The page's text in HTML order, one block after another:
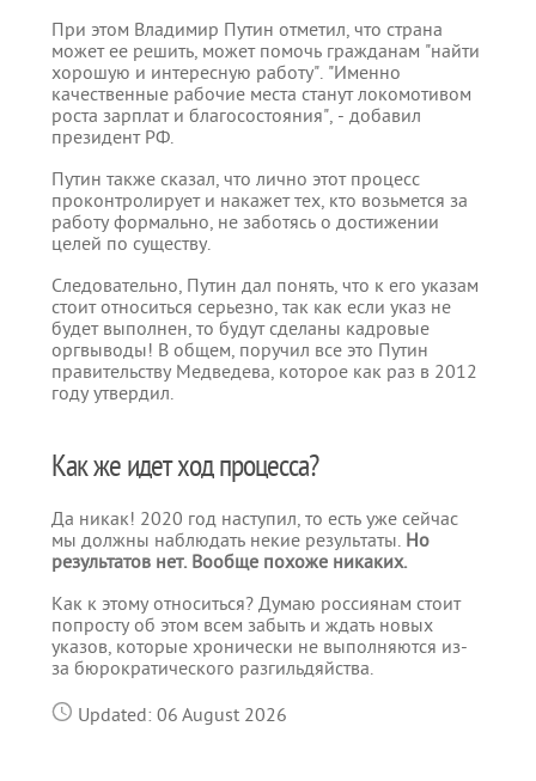
При этом Владимир Путин отметил, что страна
может ее решить, может помочь гражданам "найти
хорошую и интересную работу". "Именно
качественные рабочие места станут локомотивом
роста зарплат и благосостояния", - добавил
президент РФ.
Путин также сказал, что лично этот процесс
проконтролирует и накажет тех, кто возьмется за
работу формально, не заботясь о достижении
целей по существу.
Следовательно, Путин дал понять, что к его указам
стоит относиться серьезно, так как если указ не
будет выполнен, то будут сделаны кадровые
оргвыводы! В общем, поручил все это Путин
правительству Медведева, которое как раз в 2012
году утвердил.
Как же идет ход процесса?
Да никак! 2020 год наступил, то есть уже сейчас
мы должны наблюдать некие результаты. Но
результатов нет. Вообще похоже никаких.
Как к этому относиться? Думаю россиянам стоит
попросту об этом всем забыть и ждать новых
указов, которые хронически не выполняются из-
за бюрократического разгильдяйства.
Updated: 06 August 2026